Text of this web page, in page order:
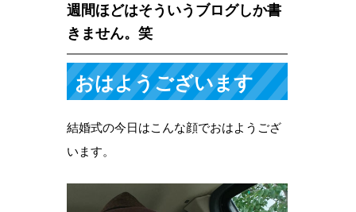
週間ほどはそういうブログしか書
きません。笑
おはようございます
結婚式の今日はこんな顔でおはようござ
います。